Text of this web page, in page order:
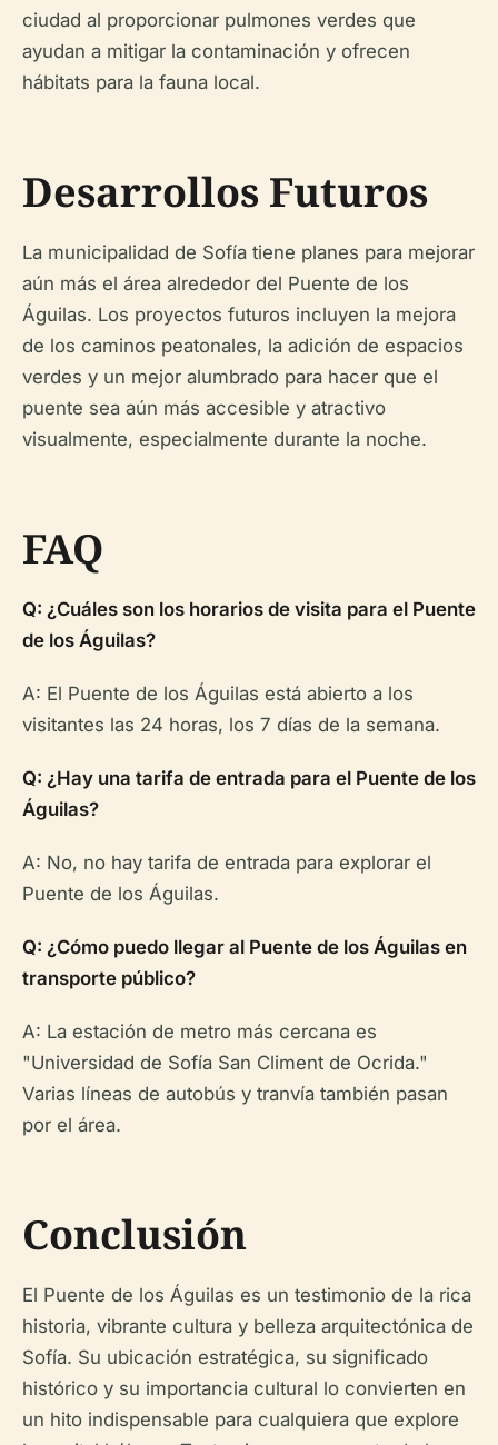
ciudad al proporcionar pulmones verdes que
ayudan a mitigar la contaminación y ofrecen
hábitats para la fauna local.
Desarrollos Futuros
La municipalidad de Sofía tiene planes para mejorar
aún más el área alrededor del Puente de los
Águilas. Los proyectos futuros incluyen la mejora
de los caminos peatonales, la adición de espacios
verdes y un mejor alumbrado para hacer que el
puente sea aún más accesible y atractivo
visualmente, especialmente durante la noche.
FAQ
Q: ¿Cuáles son los horarios de visita para el Puente
de los Águilas?
A: El Puente de los Águilas está abierto a los
visitantes las 24 horas, los 7 días de la semana.
Q: ¿Hay una tarifa de entrada para el Puente de los
Águilas?
A: No, no hay tarifa de entrada para explorar el
Puente de los Águilas.
Q: ¿Cómo puedo llegar al Puente de los Águilas en
transporte público?
A: La estación de metro más cercana es
"Universidad de Sofía San Climent de Ocrida."
Varias líneas de autobús y tranvía también pasan
por el área.
Conclusión
El Puente de los Águilas es un testimonio de la rica
historia, vibrante cultura y belleza arquitectónica de
Sofía. Su ubicación estratégica, su significado
histórico y su importancia cultural lo convierten en
un hito indispensable para cualquiera que explore